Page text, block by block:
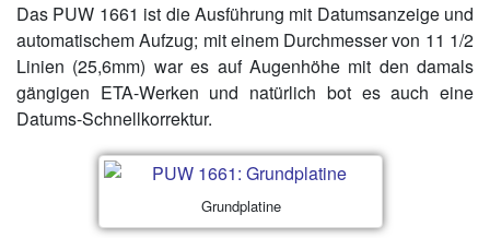
Das PUW 1661 ist die Ausführung mit Datumsanzeige und
automatischem Aufzug; mit einem Durchmesser von 11 1/2
Linien (25,6mm) war es auf Augenhöhe mit den damals
gängigen ETA-Werken und natürlich bot es auch eine
Datums-Schnellkorrektur.
Grundplatine